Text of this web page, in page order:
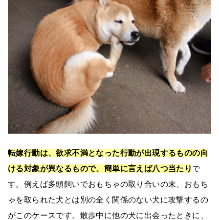
転嫁行動は、欲求不満となった行動が出現するものの向
ける対象が異なるもので、簡単に言えば八つ当たり で
す。例えば多頭飼いでおもちゃの取り合いの末、おもち
ゃを取られた犬とは別の全く関係のない犬に攻撃するの
がこのケースです。散歩中に他の犬に出会ったときに、